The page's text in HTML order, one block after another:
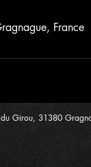
France
Girou, 31380